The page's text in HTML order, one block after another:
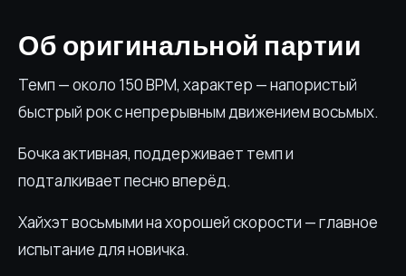
Об оригинальной партии
Темп — около 150 BPM, характер — напористый
быстрый рок с непрерывным движением восьмых.
Бочка активная, поддерживает темп и
подталкивает песню вперёд.
Хайхэт восьмыми на хорошей скорости — главное
испытание для новичка.